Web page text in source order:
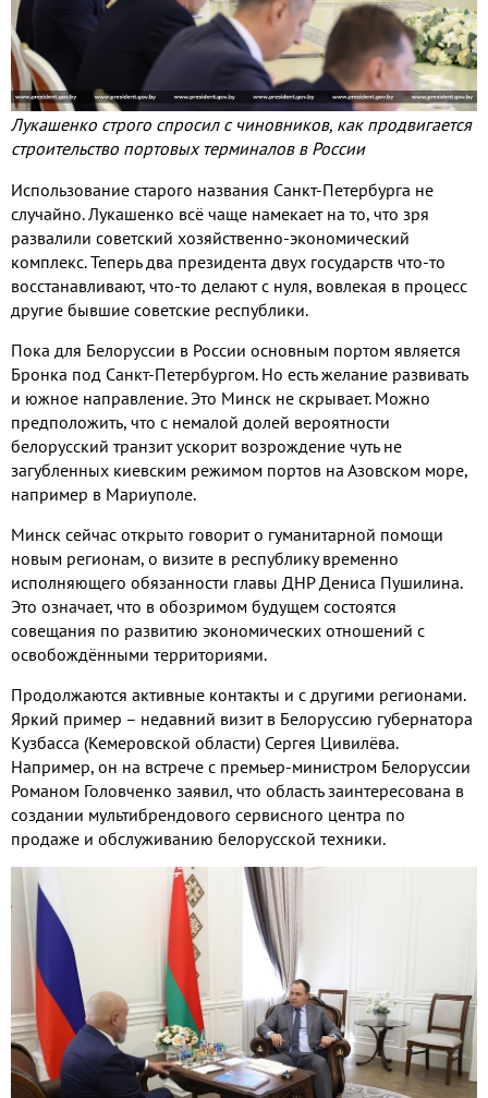
Лукашенко строго спросил с чиновников, как продвигается
строительство портовых терминалов в России
Использование старого названия Санкт-Петербурга не
случайно. Лукашенко всё чаще намекает на то, что зря
развалили советский хозяйственно-экономический
комплекс.Теперь два президента двух государств что-то
восстанавливают, что-то делают с нуля, вовлекая в процесс
другие бывшие советские республики.
Пока для Белоруссии в России основным портом является
Бронка под Санкт-Петербургом. Но есть желание развивать
и южное направление.Это Минск не скрывает. Можно
предположить, что с немалой долей вероятности
белорусский транзит ускорит возрождение чуть не
загубленных киевским режимом портов на Азовском море,
например в Мариуполе.
Минск сейчас открыто говорит о гуманитарной помощи
новым регионам, о визите в республику временно
исполняющего обязанности главы ДНР Дениса Пушилина.
Это означает, что в обозримом будущем состоятся
совещания по развитию экономических отношений с
освобождёнными территориями.
Продолжаются активные контакты и с другими регионами.
Яркий пример – недавний визит в Белоруссию губернатора
Кузбасса (Кемеровской области) Сергея Цивилёва.
Например, он на встрече с премьер-министром Белоруссии
Романом Головченко заявил, что область заинтересована в
создании мультибрендового сервисного центра по
продаже и обслуживанию белорусской техники.